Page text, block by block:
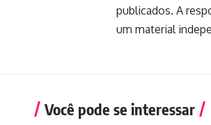
publicados. A
um material
Você pode se interessar